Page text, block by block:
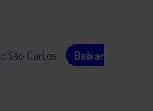
São Carlos
Baixar